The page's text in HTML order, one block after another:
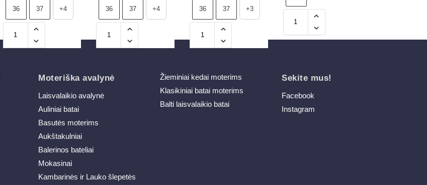
36 37 +4 36 37 +4 36 37 +3
Moteriška avalynė
Laisvalaikio avalynė
Auliniai batai
Basutės moterims
Aukštakulniai
Balerinos bateliai
Mokasinai
Kambarinės ir Lauko šlepetės
Žieminiai kedai moterims
Klasikiniai batai moterims
Balti laisvalaikio batai
Sekite mus!
Facebook
Instagram